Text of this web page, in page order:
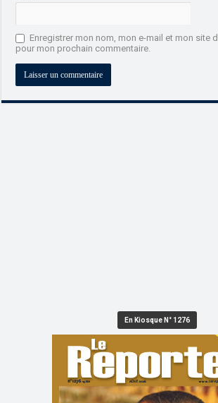
Enregistrer mon nom, mon e-mail et mon site
pour mon prochain commentaire.
En Kiosque N° 1276